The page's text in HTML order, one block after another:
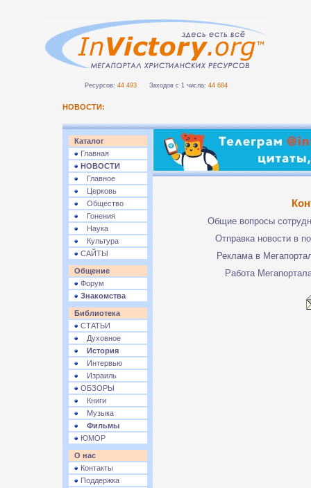
Ресурсов: 44 493 Заходов с 1 числа: 44 684
НОВОСТИ:
Каталог
Главная
НОВОСТИ
Главное
Церковь
Общество
Гонения
Наука
Культура
САЙТЫ
Общение
Форум
Знакомства
Библиотека
СТАТЬИ
Духовное
История
Интервью
Израиль
ОБЗОРЫ
Книги
Музыка
Фильмы
ЮМОР
О нас
Контакты
Поддержка
Общие вопросы
Отправка новости в
Реклама в
Работа